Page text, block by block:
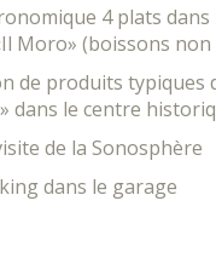
4 plats
Moro» (boissons non
de produits typiques
dans le centre
de la Sonosphère
dans le garage